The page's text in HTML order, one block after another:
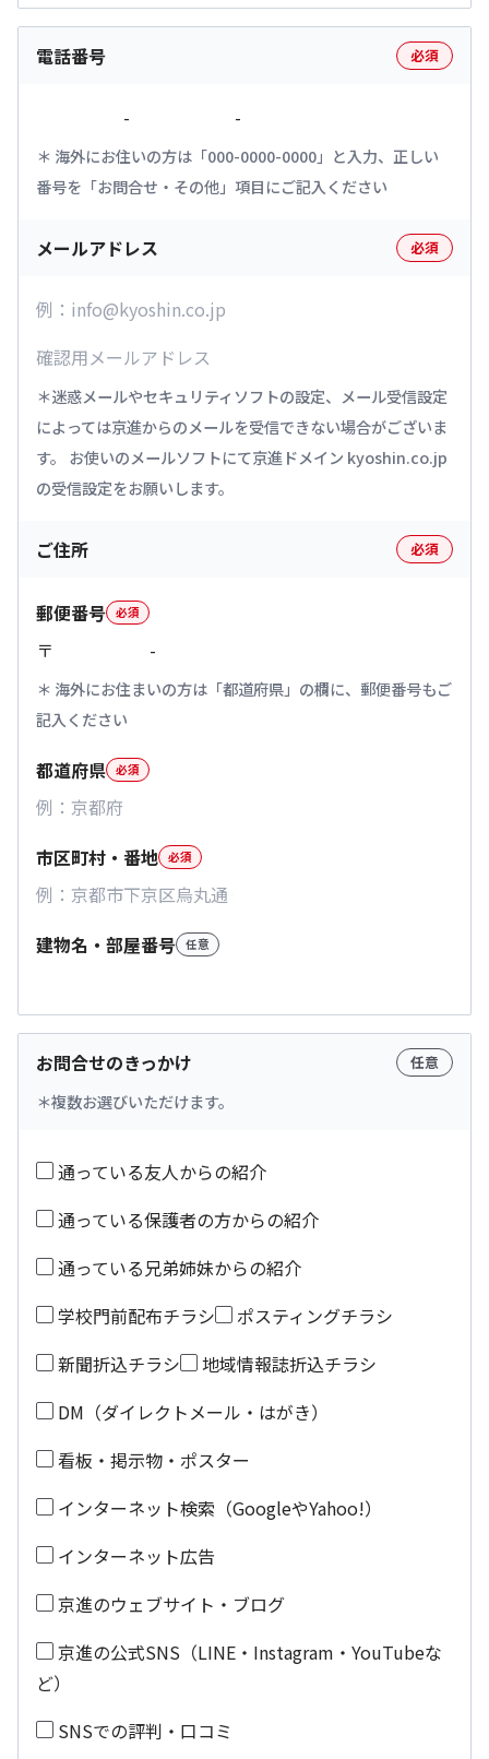
電話番号 必須
- -
海外にお住いの方は「000-0000-0000」と入力、正しい
番号を「お問合せ・その他」項目にご記入ください
メールアドレス 必須
迷惑メールやセキュリティソフトの設定、メール受信設定
によっては京進からのメールを受信できない場合がございま
す。 お使いのメールソフトにて京進ドメイン kyoshin.co.jp
の受信設定をお願いします。
ご住所 必須
郵便番号 必須
〒 -
海外にお住まいの方は「都道府県」の欄に、郵便番号もご
記入ください
都道府県 必須
市区町村・番地 必須
建物名・部屋番号 任意
お問合せのきっかけ 任意
複数お選びいただけます。
通っている友人からの紹介
通っている保護者の方からの紹介
通っている兄弟姉妹からの紹介
学校門前配布チラシ
ポスティングチラシ
新聞折込チラシ
地域情報誌折込チラシ
DM（ダイレクトメール・はがき）
看板・掲示物・ポスター
インターネット検索（GoogleやYahoo!）
インターネット広告
京進のウェブサイト・ブログ
京進の公式SNS（LINE・Instagram・YouTubeな
ど）
SNSでの評判・口コミ